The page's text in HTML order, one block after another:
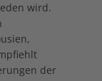
wird.
der